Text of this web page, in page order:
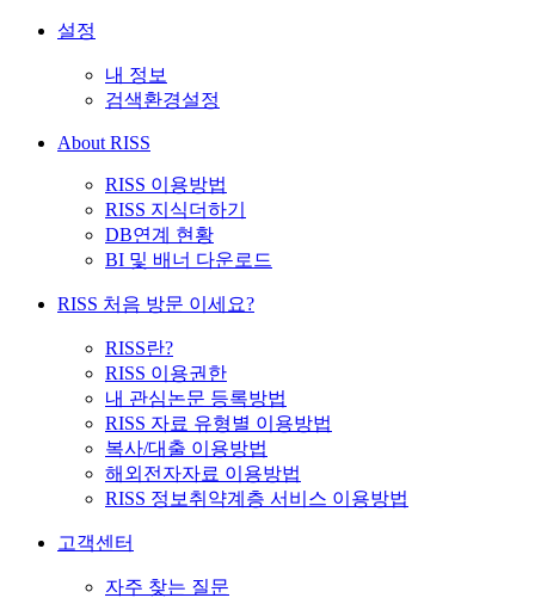
설정
내 정보
검색환경설정
About RISS
RISS 이용방법
RISS 지식더하기
DB연계 현황
BI 및 배너 다운로드
RISS 처음 방문 이세요?
RISS란?
RISS 이용권한
내 관심논문 등록방법
RISS 자료 유형별 이용방법
복사/대출 이용방법
해외전자자료 이용방법
RISS 정보취약계층 서비스 이용방법
고객센터
자주 찾는 질문